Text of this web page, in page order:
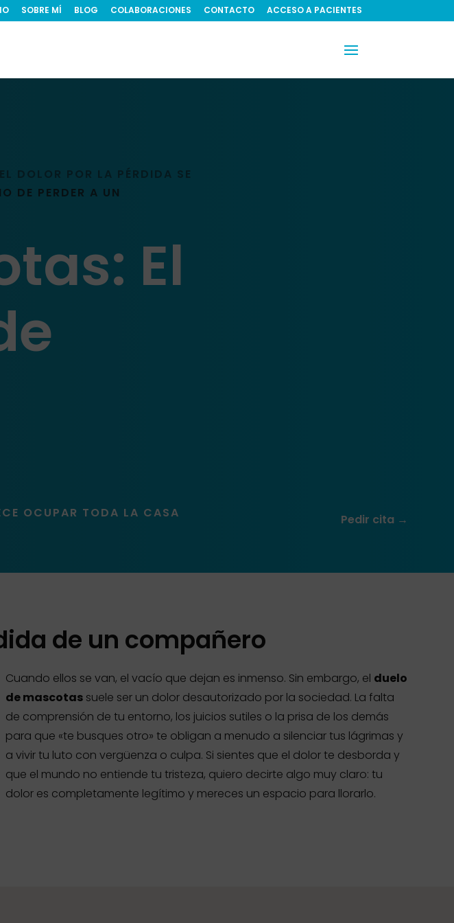
SOBRE MÍ BLOG COLABORACIONES CONTACTO ACCESO A PACIENTES
DOLOR POR LA PÉRDIDA SE
DE PERDER A UN
El
OCUPAR TODA LA CASA Pedir cita →
de un compañero
Cuando ellos se van, el vacío que dejan es inmenso. Sin embargo, el duelo
de mascotas suele ser un dolor desautorizado por la sociedad. La falta
de comprensión de tu entorno, los juicios sutiles o la prisa de los demás
para que «te busques otro» te obligan a menudo a silenciar tus lágrimas y
a vivir tu luto con vergüenza o culpa. Si sientes que el dolor te desborda y
que el mundo no entiende tu tristeza, quiero decirte algo muy claro: tu
dolor es completamente legítimo y mereces un espacio para llorarlo.